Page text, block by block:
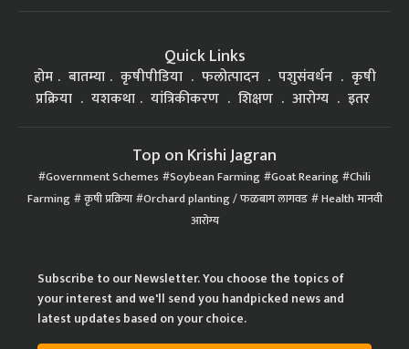
Quick Links
होम बातम्या कृषीपीडिया फलोत्पादन पशुसंवर्धन
कृषी
प्रक्रिया
यशकथा यांत्रिकीकरण शिक्षण आरोग्य इतर
Top on Krishi Jagran
Government Schemes Soybean Farming Goat Rearing Chili
Farming कृषी प्रक्रिया Orchard planting / फळबाग लागवड Health मानवी
आरोग्य
Subscribe to our Newsletter. You choose the topics of
your interest and we'll send you handpicked news and
latest updates based on your choice.